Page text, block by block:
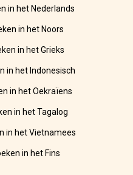
in het Nederlands
in het Noors
in het Grieks
in het Indonesisch
in het Oekraïens
in het Tagalog
in het Vietnamees
in het Fins